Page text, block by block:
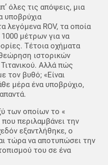
όλες τις απόψεις, μια
υποβρύχια
λεγόμενα ROV, τα οποία
μέτρων για να
Τέτοια οχήματα
ιστορικών
Αλλά πώς
τον βυθό; «Είναι
μέρα ένα υποβρύχιο,
των οποίων το «
περιλαμβάνει την
εξαντλήθηκε, ο
τώρα να αποτυπώσει την
του σε ένα